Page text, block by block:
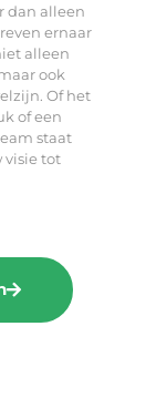
dan alleen
ernaar
alleen
ook
Of het
of een
staat
visie tot